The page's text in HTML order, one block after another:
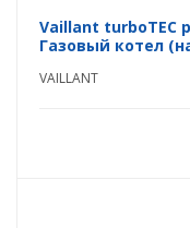
Vaillant turboTEC
Газовый котел
VAILLANT